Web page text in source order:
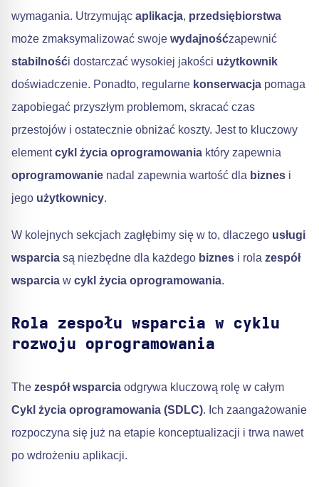
wymagania. Utrzymując aplikacja, przedsiębiorstwa
może zmaksymalizować swoje wydajnośćzapewnić
stabilnośći dostarczać wysokiej jakości użytkownik
doświadczenie. Ponadto, regularne konserwacja pomaga
zapobiegać przyszłym problemom, skracać czas
przestojów i ostatecznie obniżać koszty. Jest to kluczowy
elementcykl życia oprogramowania który zapewnia
oprogramowanie nadal zapewnia wartość dla biznes i
jego użytkownicy.
W kolejnych sekcjach zagłębimy się w to, dlaczego usługi
wsparcia są niezbędne dla każdego biznes i rola zespół
wsparcia w cykl życia oprogramowania.
Rola zespołu wsparcia w cyklu
rozwoju oprogramowania
The zespół wsparcia odgrywa kluczową rolę w całym
Cykl życia oprogramowania (SDLC). Ich zaangażowanie
rozpoczyna się już na etapie konceptualizacji i trwa nawet
po wdrożeniu aplikacji.